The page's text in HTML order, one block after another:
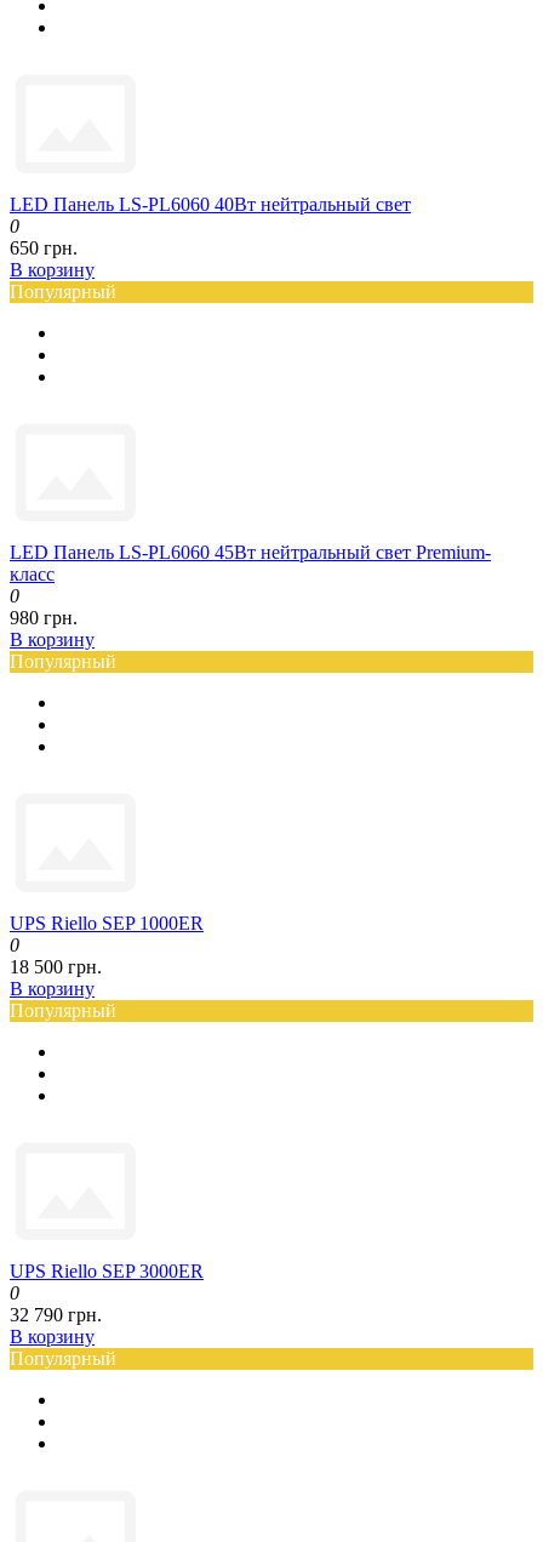
LED Панель LS-PL6060 40Вт нейтральный свет
0
650 грн.
В корзину
Популярный
LED Панель LS-PL6060 45Вт нейтральный свет Premium-
класс
0
980 грн.
В корзину
Популярный
UPS Riello SEP 1000ER
0
18 500 грн.
В корзину
Популярный
UPS Riello SEP 3000ER
0
32 790 грн.
В корзину
Популярный